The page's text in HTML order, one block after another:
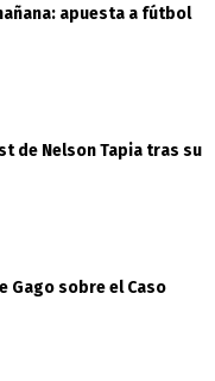
apuesta a fútbol
de Nelson Tapia tras su
Gago sobre el Caso